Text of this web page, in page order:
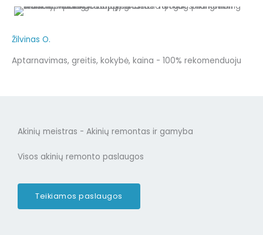
Žilvinas O.
Aptarnavimas, greitis, kokybė, kaina - 100% rekomenduoju
Akinių meistras - Akinių remontas ir gamyba
Visos akinių remonto paslaugos
Teikiamos paslaugos